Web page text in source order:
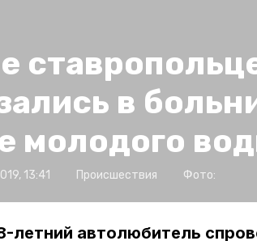
в
молодого
13:41 Происшествия Фото:
летний автолюбитель